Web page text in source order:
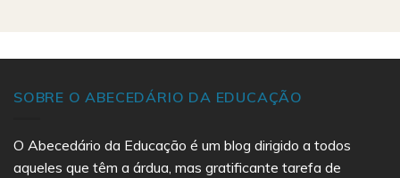
SOBRE O ABECEDÁRIO DA EDUCAÇÃO
O Abecedário da Educação é um blog dirigido a todos
aqueles que têm a árdua, mas gratificante tarefa de